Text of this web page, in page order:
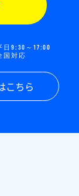
日9:30～17:00
国対応
こちら